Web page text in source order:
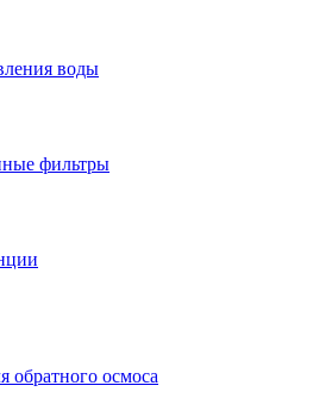
воды
фильтры
обратного осмоса